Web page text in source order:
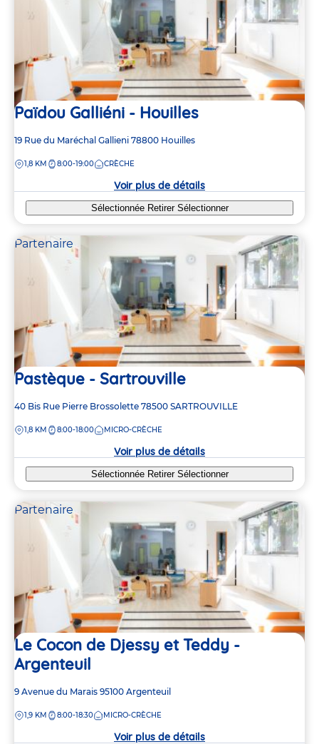
Païdou Galliéni - Houilles
Adresse
la
19 Rue du Maréchal Gallieni 78800 Houilles
DISTANCE
1,8 KM 8:00-19:00 CRÈCHE
Voir plus de détails
Sélectionnée Retirer Sélectionner
Partenaire
Pastèque - Sartrouville
Adresse
la
40 Bis Rue Pierre Brossolette 78500 SARTROUVILLE
DISTANCE
1,8 KM 8:00-18:00 MICRO-CRÈCHE
Voir plus de détails
Sélectionnée Retirer Sélectionner
Partenaire
Le Cocon de Djessy et Teddy -
Argenteuil
Adresse
la
9 Avenue du Marais 95100 Argenteuil
DISTANCE
1,9 KM 8:00-18:30 MICRO-CRÈCHE
Voir plus de détails